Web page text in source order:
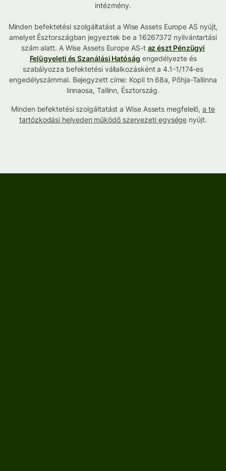
intézmény.
Minden befektetési szolgáltatást a Wise Assets Europe AS nyújt,
amelyet Észtországban jegyeztek be a 16267372 nyilvántartási
szám alatt. A Wise Assets Europe AS-t az észt Pénzügyi
Felügyeleti és Szanálási Hatóság engedélyezte és
szabályozza befektetési vállalkozásként a 4.1-1/174-es
engedélyszámmal. Bejegyzett címe: Kopli tn 68a, Põhja-Tallinna
linnaosa, Tallinn, Észtország.
Minden befektetési szolgáltatást a Wise Assets megfelelő,a te
tartózkodási helyeden működő szervezeti egysége nyújt.